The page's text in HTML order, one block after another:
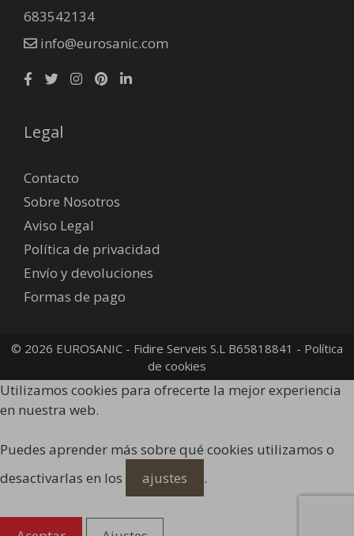
683542134
info@eurosanic.com
Legal
Contacto
Sobre Nosotros
Aviso Legal
Política de privacidad
Envío y devoluciones
Formas de pago
© 2026 EUROSANIC - Fidire Serveis S.L B65818841 - Política
de cookies
Utilizamos cookies para ofrecerte la mejor experiencia
en nuestra web.
Puedes aprender más sobre qué cookies utilizamos o
desactivarlas en los
ajustes .